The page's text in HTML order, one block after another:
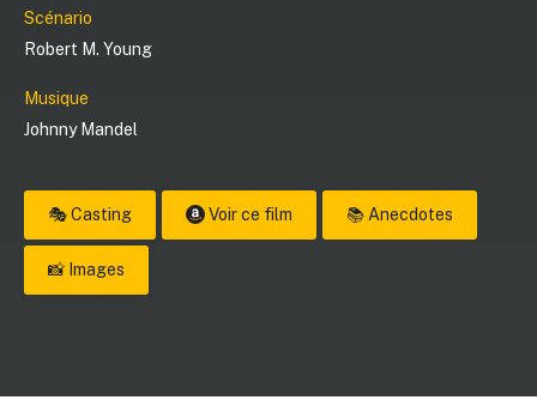
Scénario
Robert M. Young
Musique
Johnny Mandel
🎭 Casting Voir ce film 📚 Anecdotes
📸 Images